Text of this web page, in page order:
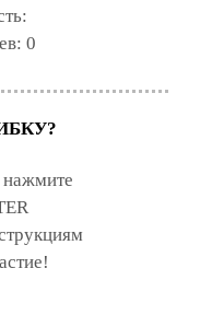
0
нажмите